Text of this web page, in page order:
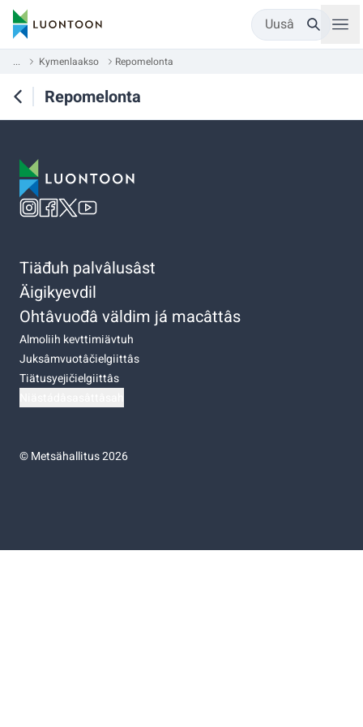
Uusâ
... Kymenlaakso Repomelonta
Repomelonta
Tiäđuh palvâlusâst
Äigikyevdil
Ohtâvuođâ väldim já macâttâs
Almoliih kevttimiävtuh
Juksâmvuotâčielgiittâs
Tiätusyejičielgiittâs
©Metsähallitus 2026